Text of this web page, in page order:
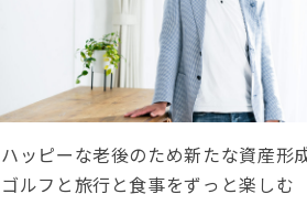
ハッピーな老後のため新たな資産形
ゴルフと旅行と食事をずっと楽しむ